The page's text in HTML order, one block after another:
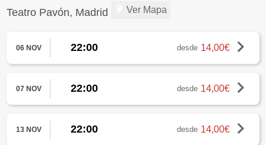
Teatro Pavón, Madrid Ver Mapa
06 NOV 22:00 desde 14,00€
07 NOV 22:00 desde 14,00€
13 NOV 22:00 desde 14,00€